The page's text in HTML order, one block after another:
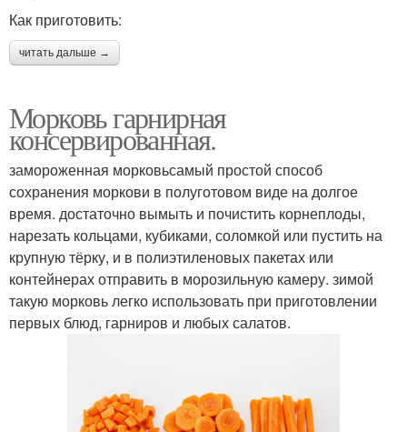
Как приготовить:
читать дальше →
Морковь гарнирная
консервированная.
замороженная морковьсамый простой способ
сохранения моркови в полуготовом виде на долгое
время. достаточно вымыть и почистить корнеплоды,
нарезать кольцами, кубиками, соломкой или пустить на
крупную тёрку, и в полиэтиленовых пакетах или
контейнерах отправить в морозильную камеру. зимой
такую морковь легко использовать при приготовлении
первых блюд, гарниров и любых салатов.